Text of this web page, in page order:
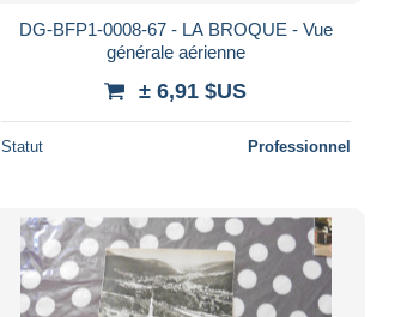
DG-BFP1-0008-67 - LA BROQUE - Vue
générale aérienne
± 6,91 $US
Statut Professionnel